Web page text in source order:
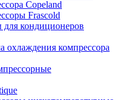
Copeland
Frascold
кондиционеров
охлаждения компрессора